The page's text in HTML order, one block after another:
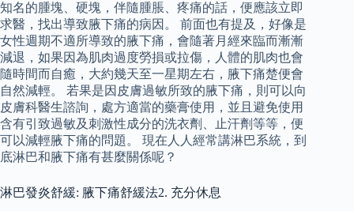
知名的腫塊、硬塊，伴隨腫脹、疼痛的話，便應該立即
求醫，找出導致腋下痛的病因。 前面也有提及，好像是
女性週期不適所導致的腋下痛，會隨著月經來臨而漸漸
減退，如果因為肌肉過度勞損或拉傷，人體的肌肉也會
隨時間而自癒，大約幾天至一星期左右，腋下痛楚便會
自然減輕。 若果是因皮膚過敏所致的腋下痛，則可以向
皮膚科醫生諮詢，處方適當的藥膏使用，並且避免使用
含有引致過敏及刺激性成分的洗衣劑、止汗劑等等，便
可以減輕腋下痛的問題。 現在人人經常講淋巴系統，到
底淋巴和腋下痛有甚麼關係呢？
淋巴發炎舒緩: 腋下痛舒緩法2. 充分休息